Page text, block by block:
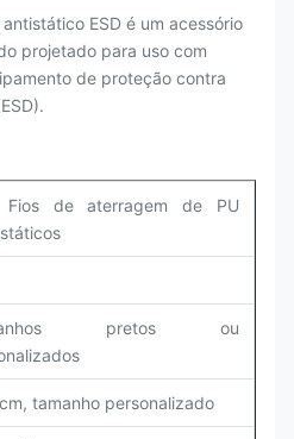
ESD é um acessório
projetado para uso com
de proteção contra
Fios de aterragem de PU
pretos ou
tamanho personalizado